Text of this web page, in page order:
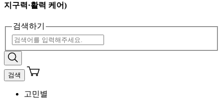
지구력·활력 케어)
검색하기
검색
고민별